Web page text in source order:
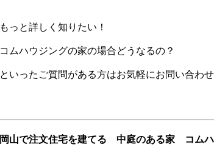
もっと詳しく知りたい！
コムハウジングの家の場合どうなるの？
といったご質問がある方はお気軽にお問い合わせ
岡山で注文住宅を建てる 中庭のある家 コム